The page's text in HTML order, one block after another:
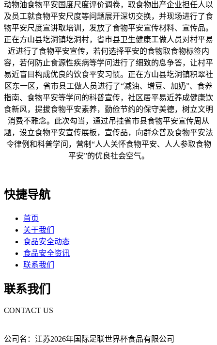
动物油食物平安国度尺度评价调卷，取食物出产企业担任人以
及员工就食物平安尺度等问题展开深切交换，并现场进行了食
物平安尺度宣讲取培训，发放了食物平安宣传材料、宣传品。
正在方山县圪洞镇圪洞村，省市县卫生健康工做人员对村平易
近进行了食物平安宣传，若何选择平安的食物取食物标签内
容，若何防止食源性疾病等学问进行了细致的息争答，让村平
易近盲目构成优良的饮食平安习惯。正在方山县圪洞镇积翠社
区东一区，省市县工做人员进行了“减油、增豆、加奶”、食养
指南、食物平安等学问的科普宣传，社区居平易近养成健康饮
食新风，提拔食物平安素养，勤俭节约的保守美德，树立文明
消费不雅念。此次勾当，通过吊挂省市县食物平安宣传周从
题，设立食物平安宣传展板，宣传品，向群众普及食物平安法
令律例和科普学问，营制“人人关怀食物平安、人人参取食物
平安”的优良社会空气。
快捷导航
首页
关于我们
食品安全动态
食品安全资讯
联系我们
联系我们
CONTACT US
公司名：江苏2026年国际足联世界杯食品有限公司